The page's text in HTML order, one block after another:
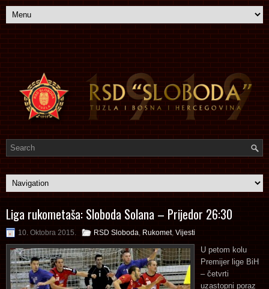
Liga rukometaša: Sloboda Solana – Prijedor 26:30
10. Oktobra 2015. RSD Sloboda Rukomet, Vijesti
U petom kolu
Premijer lige BiH
– četvrti
uzastopni poraz